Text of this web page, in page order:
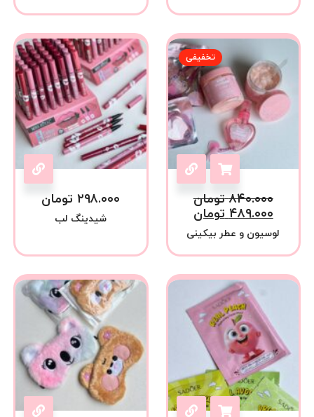
تخفیفی
۸۴۰.۰۰۰ تومان
۴۸۹.۰۰۰ تومان
لوسیون و عطر بیکینی
۲۹۸.۰۰۰ تومان
شیدینگ لب